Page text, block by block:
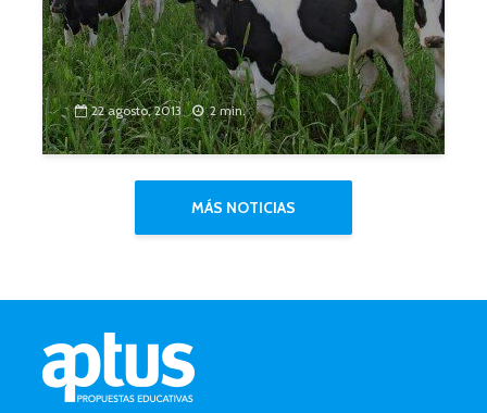
22 agosto, 2013 2 min.
MÁS NOTICIAS